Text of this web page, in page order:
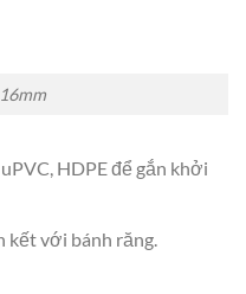
HDPE để gắn khởi
kết với bánh răng.